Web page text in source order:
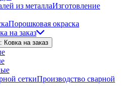
Изготовление
Порошковая окраска
на заказ
Ковка на заказ
Производство сварной